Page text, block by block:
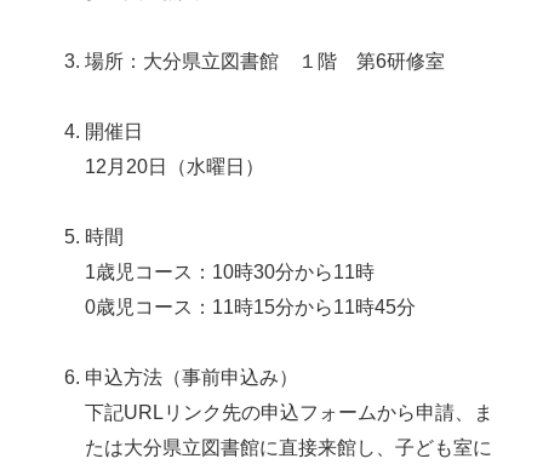
場所：大分県立図書館 １階 第6研修室
開催日
12月20日（水曜日）
時間
1歳児コース：10時30分から11時
0歳児コース：11時15分から11時45分
申込方法（事前申込み）
下記URLリンク先の申込フォームから申請、ま
たは大分県立図書館に直接来館し、子ども室に